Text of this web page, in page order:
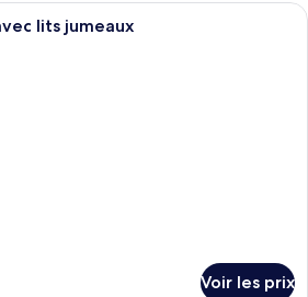
Une chambre d’hôtel avec deux
lits jumeaux
Voir les prix